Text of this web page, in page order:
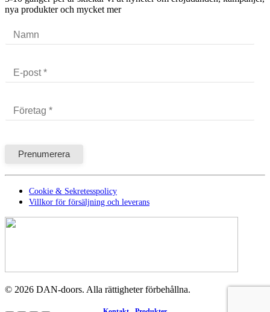
nya produkter och mycket mer
Cookie & Sekretesspolicy
Villkor för försäljning och leverans
© 2026 DAN-doors. Alla rättigheter förbehållna.